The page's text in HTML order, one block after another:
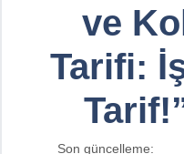
ve
Tarifi:
Son güncelleme: